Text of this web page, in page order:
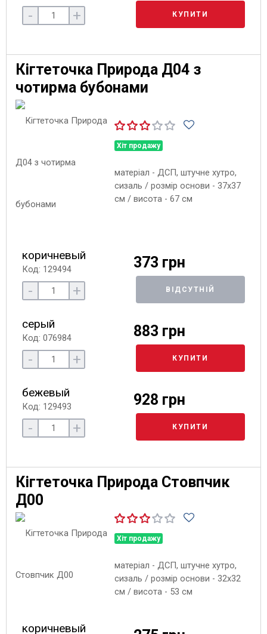
- + КУПИТИ
Кігтеточка Природа Д04 з
чотирма бубонами
Хіт продажу
матеріал - ДСП, штучне хутро,
сизаль / розмір основи - 37х37
см / висота - 67 см
коричневый
Код: 129494 373 грн
- + ВІДСУТНІЙ
серый
Код: 076984 883 грн
- + КУПИТИ
бежевый
Код: 129493 928 грн
- + КУПИТИ
Кігтеточка Природа Стовпчик
Д00
Хіт продажу
матеріал - ДСП, штучне хутро,
сизаль / розмір основи - 32х32
см / висота - 53 см
коричневый